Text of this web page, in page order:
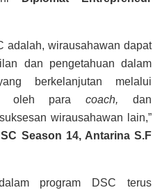
adalah, wirausahawan dapat
dan pengetahuan dalam
berkelanjutan melalui
oleh paracoach,dan
wirausahawan lain,”
Season 14, Antarina S.F
program DSC terus